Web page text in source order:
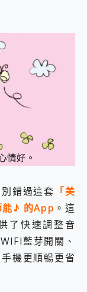
錯過這套 「美
能♪ 的App 。這
了快速調整音
藍芽開關、
機更順暢更省